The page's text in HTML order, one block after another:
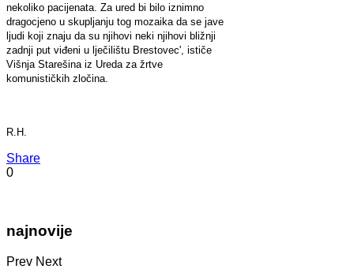
nekoliko pacijenata. Za ured bi bilo iznimno
dragocjeno u skupljanju tog mozaika da se jave
ljudi koji znaju da su njihovi neki njihovi bližnji
zadnji put viđeni u lječilištu Brestovec', ističe
Višnja Starešina iz Ureda za žrtve
komunističkih zločina.
R.H.
Share
0
najnovije
Prev Next